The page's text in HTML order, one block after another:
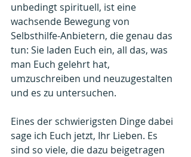
unbedingt spirituell, ist eine
wachsende Bewegung von
Selbsthilfe-Anbietern, die genau das
tun: Sie laden Euch ein, all das, was
man Euch gelehrt hat,
umzuschreiben und neuzugestalten
und es zu untersuchen.
Eines der schwierigsten Dinge dabei
sage ich Euch jetzt, Ihr Lieben. Es
sind so viele, die dazu beigetragen